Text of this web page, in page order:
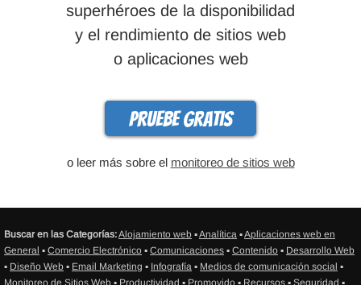
superhéroes de la disponibilidad
y el rendimiento de sitios web
o aplicaciones web
Pruebe gratis
o leer más sobre el monitoreo de sitios web
Buscar en las Categorías:Alojamiento web ▪Analítica ▪Aplicaciones web en
General ▪ Comercio Electrónico ▪ Comunicaciones ▪ Contenido ▪ Desarrollo Web
▪ Diseño Web ▪ Email Marketing ▪ Infografía ▪ Medios de comunicación social ▪
Monitoreo de Sitios Web ▪ Productividad ▪ Promovido ▪ Recursos ▪ Seguridad ▪